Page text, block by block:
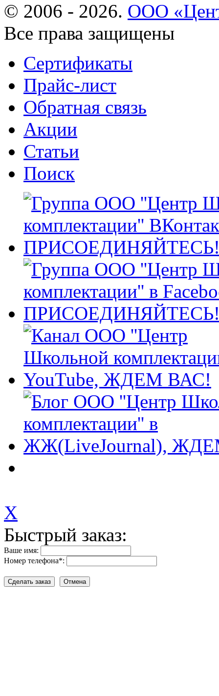
© 2006 - 2026. ООО
Все права защищены
Сертификаты
Прайс-лист
Обратная связь
Акции
Статьи
Поиск
X
Быстрый заказ:
Ваше имя:
Номер телефона*: